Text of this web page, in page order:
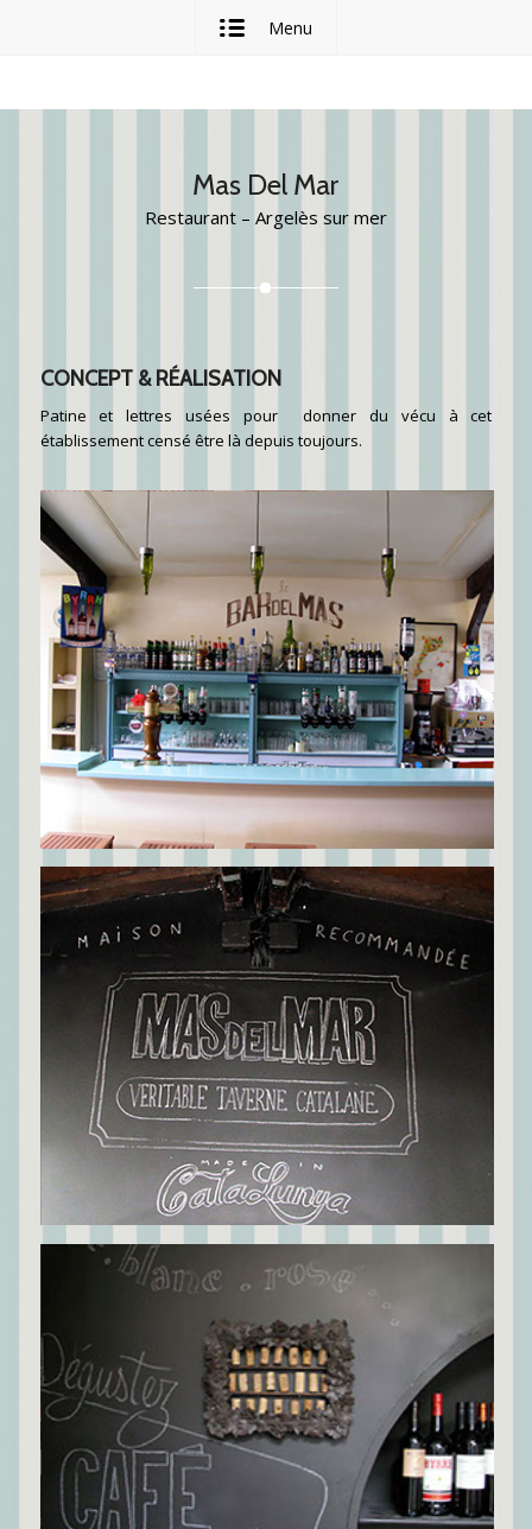
Menu
Mas Del Mar
Restaurant – Argelès sur mer
CONCEPT & RÉALISATION
Patine et lettres usées pour donner du vécu à cet
établissement censé être là depuis toujours.